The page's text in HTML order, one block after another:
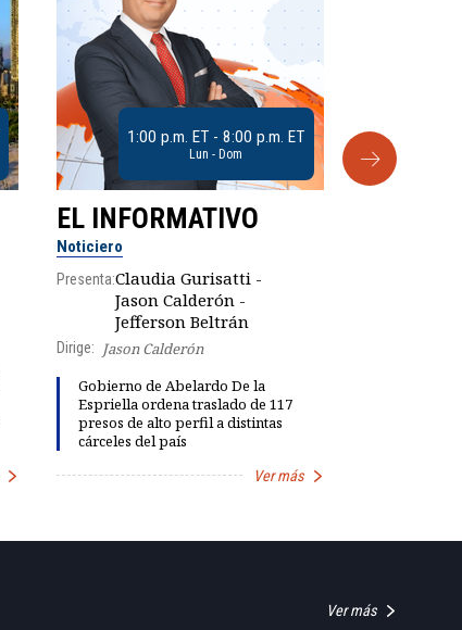
1:00 p.m. ET - 8:00 p.m. ET
Lun - Dom
EL INFORMATIVO
Noticiero
Presenta:Claudia Gurisatti -
Jason Calderón -
Jefferson Beltrán
Dirige:
Jason Calderón
Gobierno de Abelardo De la
Espriella ordena traslado de 117
presos de alto perfil a distintas
cárceles del país
Ver más
Ver más